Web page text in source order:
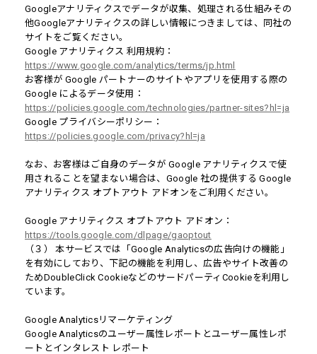
Googleアナリティクスでデータが収集、処理される仕組みその
他Googleアナリティクスの詳しい情報につきましては、同社の
サイトをご覧ください。
Google アナリティクス 利用規約：
https://www.google.com/analytics/terms/jp.html
お客様が Google パートナーのサイトやアプリを使用する際の
Google によるデータ使用：
https://policies.google.com/technologies/partner-sites?hl=ja
Google プライバシーポリシー：
https://policies.google.com/privacy?hl=ja
なお、お客様はご自身のデータが Google アナリティクスで使
用されることを望まない場合は、Google 社の提供する Google
アナリティクス オプトアウト アドオンをご利用ください。
Google アナリティクス オプトアウト アドオン：
https://tools.google.com/dlpage/gaoptout
（３） 本サービスでは「Google Analyticsの広告向けの機能」
を有効にしており、下記の機能を利用し、広告やサイト改善の
ためDoubleClick CookieなどのサードパーティCookieを利用し
ています。
Google Analyticsリマーケティング
Google Analyticsのユーザー属性レポートとユーザー属性レポ
ートとインタレスト レポート